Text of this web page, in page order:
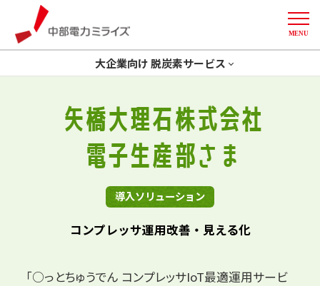
中部電力ミライズ
MENU
大企業向け 脱炭素サービス
GXコンサルティング
開発一体型ソリューション
創エネ
Green化
More
削減計画策定
デマンドレスポンス
矢橋大理石株式会社
電子生産部さま
導入ソリューション
コンプレッサ運用改善・見える化
「○っとちゅうでん コンプレッサIoT最適運用サービ